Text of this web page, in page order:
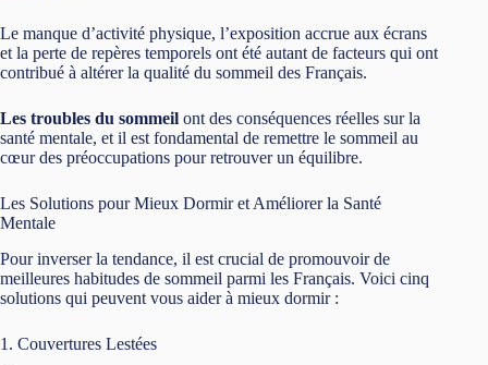
Le manque d’activité physique, l’exposition accrue aux écrans
et la perte de repères temporels ont été autant de facteurs qui ont
contribué à altérer la qualité du sommeil des Français.
Les troubles du sommeil ont des conséquences réelles sur la
santé mentale, et il est fondamental de remettre le sommeil au
cœur des préoccupations pour retrouver un équilibre.
Les Solutions pour Mieux Dormir et Améliorer la Santé
Mentale
Pour inverser la tendance, il est crucial de promouvoir de
meilleures habitudes de sommeil parmi les Français. Voici cinq
solutions qui peuvent vous aider à mieux dormir :
1. Couvertures Lestées